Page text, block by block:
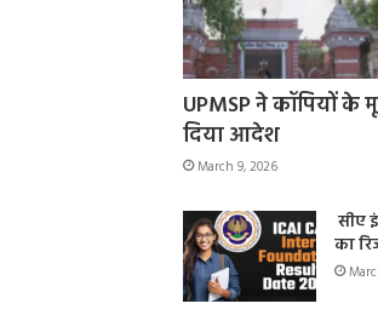
UPMSP ने कॉपियों के
दिया आदेश
March 9, 2026
सीए
का